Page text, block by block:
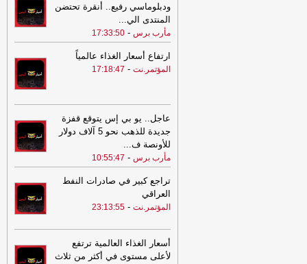
ودبلوماسي رفيع.. أنقرة تحتضن
المنتدى الي...
مأرب برس -
17:33:50
ارتفاع أسعار الغذاء عالمياً
المؤتمر.نت -
17:18:47
عاجل.. يو بي إس يتوقع قفزة
جديدة للذهب نحو 5 آلاف دولار
للأونصة ف...
مأرب برس -
10:55:47
تراجع كبير في صادرات النفط
العراقي
المؤتمر.نت -
23:13:55
أسعار الغذاء العالمية ترتفع
لأعلى مستوى في أكثر من ثلاث